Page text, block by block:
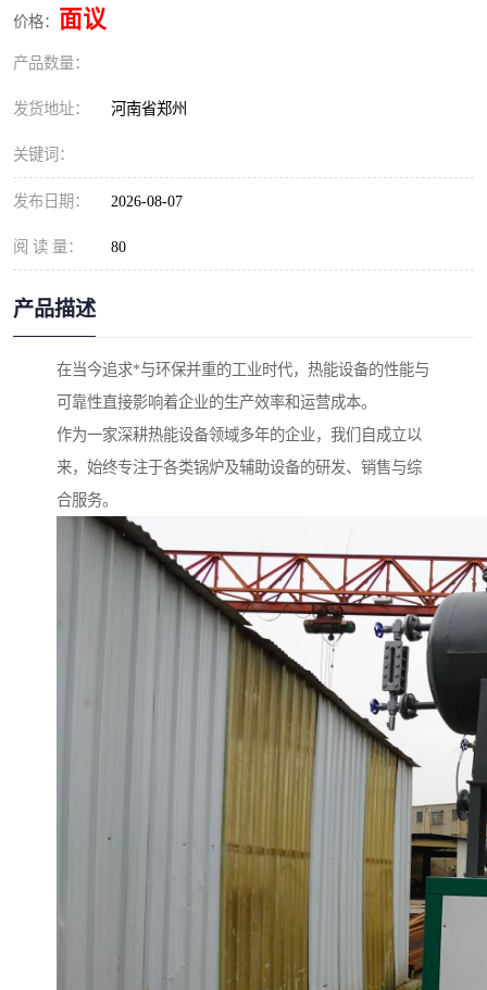
价格： 面议
产品数量：
发货地址： 河南省郑州
关键词：
发布日期： 2026-08-07
阅 读 量： 80
产品描述
在当今追求*与环保并重的工业时代，热能设备的性能与
可靠性直接影响着企业的生产效率和运营成本。
作为一家深耕热能设备领域多年的企业，我们自成立以
来，始终专注于各类锅炉及辅助设备的研发、销售与综
合服务。